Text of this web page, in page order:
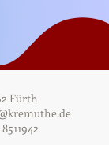
Fürth